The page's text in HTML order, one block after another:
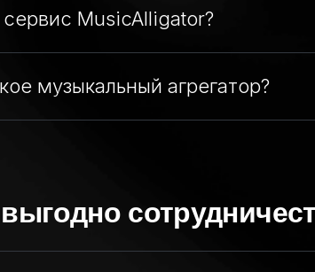
сервис MusicAlligator?
музыкальный агрегатор?